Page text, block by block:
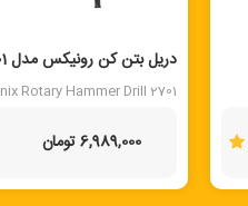
دریل بتن کن رونیکس مدل 2701
Rotary Hammer Drill 2701
6,989,000 تومان